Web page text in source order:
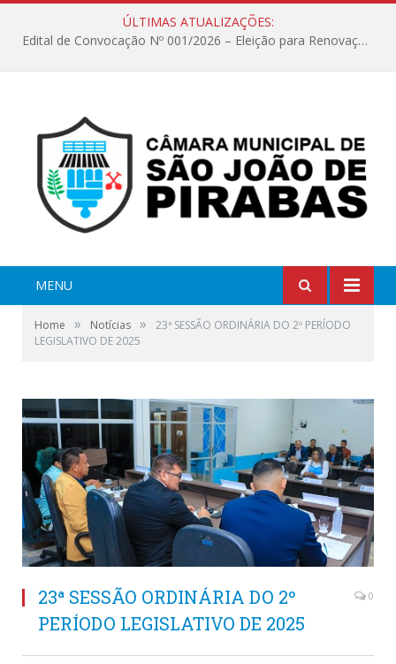
ÚLTIMAS ATUALIZAÇÕES:
Edital de Convocação Nº 001/2026 – Eleição para Renovação da Mesa Diretora – Biênio 2027/2028
MENU
Home » Notícias »
23ª SESSÃO ORDINÁRIA DO 2º PERÍODO
LEGISLATIVO DE 2025
23ª SESSÃO ORDINÁRIA DO 2º
PERÍODO LEGISLATIVO DE 2025
0